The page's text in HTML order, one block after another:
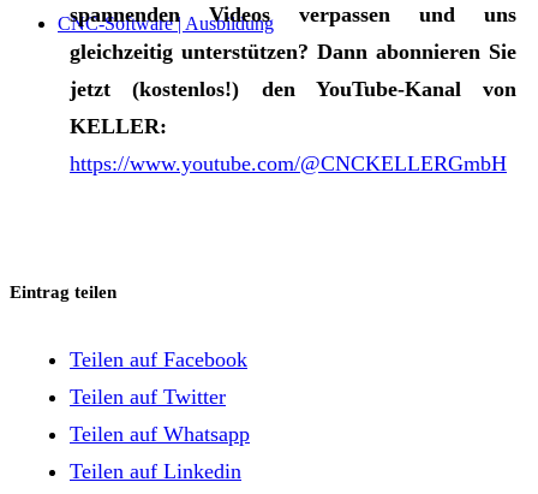
CNC-Software | Ausbildung
spannenden Videos verpassen und uns
gleichzeitig unterstützen? Dann abonnieren Sie
jetzt (kostenlos!) den YouTube-Kanal von
KELLER:
https://www.youtube.com/@CNCKELLERGmbH
Eintrag teilen
Teilen auf Facebook
Teilen auf Twitter
Teilen auf Whatsapp
Teilen auf Linkedin